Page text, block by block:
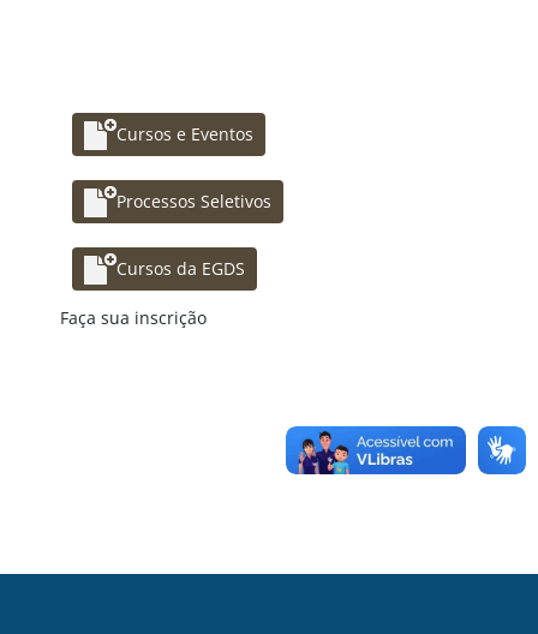
Cursos e Eventos
Processos Seletivos
Cursos da EGDS
Faça sua inscrição